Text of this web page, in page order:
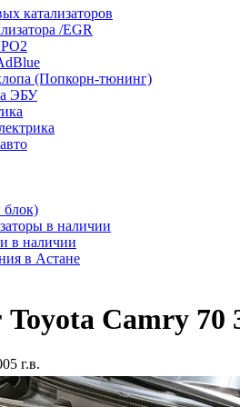
катализаторов
/EGR
(Попкорн-тюнинг)
ЭБУ
в наличии
в наличии
в Астане
Camry 70
г.в.